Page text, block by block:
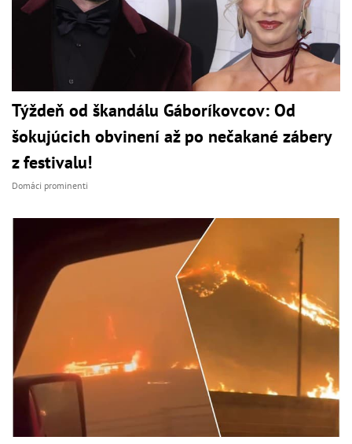
Týždeň od škandálu Gáboríkovcov: Od
šokujúcich obvinení až po nečakané zábery
z festivalu!
Domáci prominenti